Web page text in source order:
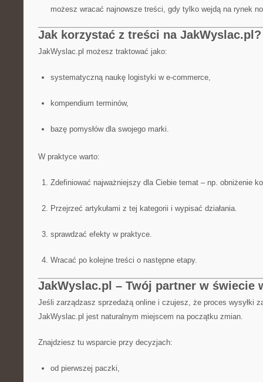
możesz wracać najnowsze treści, gdy tylko wejdą na rynek
Jak korzystać z treści na JakWyslac.pl?
JakWyslac.pl możesz traktować jako:
systematyczną naukę logistyki w e-commerce,
kompendium terminów,
bazę pomysłów dla swojego marki.
W praktyce warto:
Zdefiniować najważniejszy dla Ciebie temat – np. obniżenie
Przejrzeć artykułami z tej kategorii i wypisać działania.
sprawdzać efekty w praktyce.
Wracać po kolejne treści o następne etapy.
JakWyslac.pl – Twój partner w świecie
Jeśli zarządzasz sprzedażą online i czujesz, że proces wysyłki
JakWyslac.pl jest naturalnym miejscem na początku zmian.
Znajdziesz tu wsparcie przy decyzjach:
od pierwszej paczki,